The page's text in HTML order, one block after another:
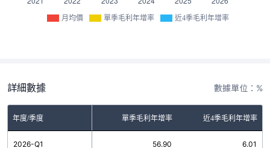
月均價 單季毛利年增率 近4季毛利年增率
詳細數據 數據單位：%
年度/季度 單季毛利年增率 近4季毛利年增率
2026-Q1 56.90 6.01